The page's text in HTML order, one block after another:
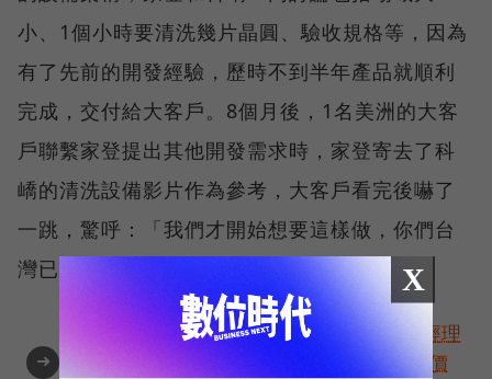
小、1個小時要清洗幾片晶圓、驗收規格等，因為
有了先前的開發經驗，歷時不到半年產品就順利
完成，交付給大客戶。8個月後，1名美洲的大客
戶聯繫家登提出其他開發需求時，家登寄去了科
嶠的清洗設備影片作為參考，大客戶看完後嚇了
一跳，驚呼：「我們才開始想要這樣做，你們台
灣已經做出來了。」
➜
角逐100 MVP盛典雙重榮耀！國際品牌X經理
人特別肯定，展現AI時代最具潛力的核心價
X